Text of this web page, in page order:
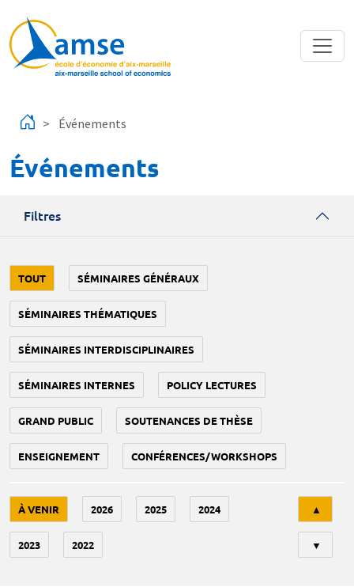
Événements
Événements
Filtres
TOUT SÉMINAIRES GÉNÉRAUX
SÉMINAIRES THÉMATIQUES
SÉMINAIRES INTERDISCIPLINAIRES
SÉMINAIRES INTERNES POLICY LECTURES
GRAND PUBLIC SOUTENANCES DE THÈSE
ENSEIGNEMENT CONFÉRENCES/WORKSHOPS
À VENIR 2026 2025 2024
2023 2022
▲
▼